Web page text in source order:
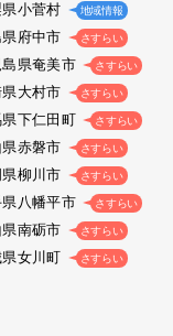
県小菅村 地域情報
県府中市 さすらい
島県奄美市 さすらい
大村市 さすらい
下仁田町 さすらい
県赤磐市 さすらい
柳川市 さすらい
八幡平市 さすらい
南砺市 さすらい
女川町 さすらい